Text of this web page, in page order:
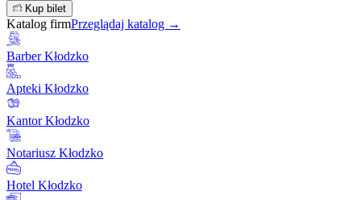
Kup bilet
Katalog firmPrzeglądaj katalog →
Barber Kłodzko
Apteki Kłodzko
Kantor Kłodzko
Notariusz Kłodzko
Hotel Kłodzko